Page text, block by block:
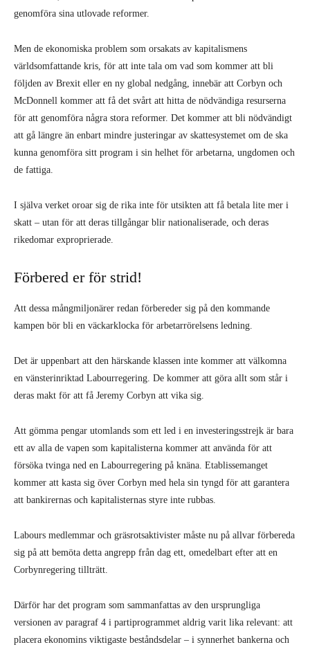
genomföra sina utlovade reformer.
Men de ekonomiska problem som orsakats av kapitalismens
världsomfattande kris, för att inte tala om vad som kommer att bli
följden av Brexit eller en ny global nedgång, innebär att Corbyn och
McDonnell kommer att få det svårt att hitta de nödvändiga resurserna
för att genomföra några stora reformer. Det kommer att bli nödvändigt
att gå längre än enbart mindre justeringar av skattesystemet om de ska
kunna genomföra sitt program i sin helhet för arbetarna, ungdomen och
de fattiga.
I själva verket oroar sig de rika inte för utsikten att få betala lite mer i
skatt – utan för att deras tillgångar blir nationaliserade, och deras
rikedomar exproprierade.
Förbered er för strid!
Att dessa mångmiljonärer redan förbereder sig på den kommande
kampen bör bli en väckarklocka för arbetarrörelsens ledning.
Det är uppenbart att den härskande klassen inte kommer att välkomna
en vänsterinriktad Labourregering. De kommer att göra allt som står i
deras makt för att få Jeremy Corbyn att vika sig.
Att gömma pengar utomlands som ett led i en investeringsstrejk är bara
ett av alla de vapen som kapitalisterna kommer att använda för att
försöka tvinga ned en Labourregering på knäna. Etablissemanget
kommer att kasta sig över Corbyn med hela sin tyngd för att garantera
att bankirernas och kapitalisternas styre inte rubbas.
Labours medlemmar och gräsrotsaktivister måste nu på allvar förbereda
sig på att bemöta detta angrepp från dag ett, omedelbart efter att en
Corbynregering tillträtt.
Därför har det program som sammanfattas av den ursprungliga
versionen av paragraf 4 i partiprogrammet aldrig varit lika relevant: att
placera ekonomins viktigaste beståndsdelar – i synnerhet bankerna och